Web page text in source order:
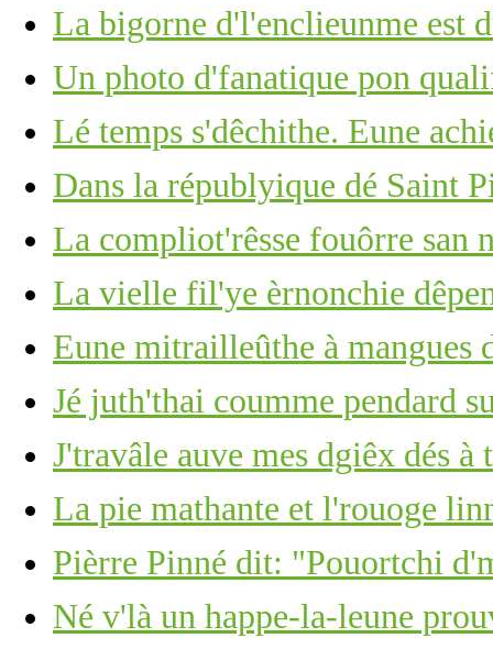
La bigorne d'l'enclieunme est
Un photo d'fanatique pon
Lé temps s'dêchithe. Eune
Dans la républyique dé Saint
La compliot'rêsse fouôrre san
La vielle fil'ye èrnonchie
Eune mitrailleûthe à mangues
Jé juth'thai coumme pendard
J'travâle auve mes dgiêx dés à
La pie mathante et l'rouoge
Pièrre Pinné dit: "Pouortchi
Né v'là un happe-la-leune